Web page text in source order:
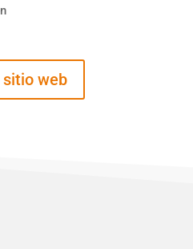
sitio web